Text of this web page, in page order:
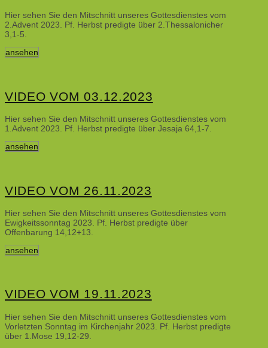
Hier sehen Sie den Mitschnitt unseres Gottesdienstes vom
2.Advent 2023. Pf. Herbst predigte über 2.Thessalonicher
3,1-5.
ansehen
VIDEO VOM 03.12.2023
Hier sehen Sie den Mitschnitt unseres Gottesdienstes vom
1.Advent 2023. Pf. Herbst predigte über Jesaja 64,1-7.
ansehen
VIDEO VOM 26.11.2023
Hier sehen Sie den Mitschnitt unseres Gottesdienstes vom
Ewigkeitssonntag 2023. Pf. Herbst predigte über
Offenbarung 14,12+13.
ansehen
VIDEO VOM 19.11.2023
Hier sehen Sie den Mitschnitt unseres Gottesdienstes vom
Vorletzten Sonntag im Kirchenjahr 2023. Pf. Herbst predigte
über 1.Mose 19,12-29.